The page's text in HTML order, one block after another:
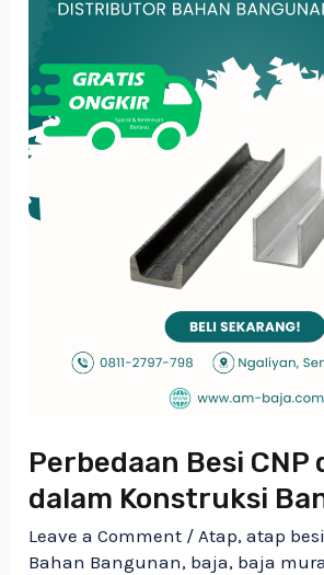
Perbedaan Besi CNP
dalam Konstruksi
Leave a Comment /Atap,atap besi
Bahan Bangunan, baja, baja
dalam
Konstruksi
Bangunan